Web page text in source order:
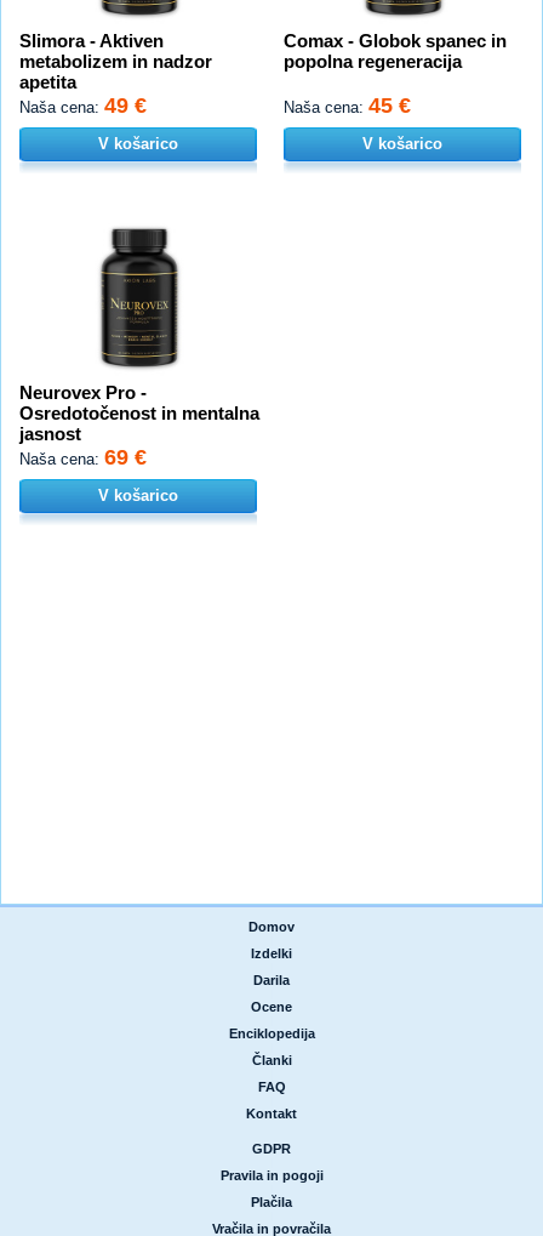
Slimora - Aktiven
metabolizem in nadzor
apetita
Naša cena: 49 €
V košarico
Comax - Globok spanec in
popolna regeneracija
Naša cena: 45 €
V košarico
Neurovex Pro -
Osredotočenost in mentalna
jasnost
Naša cena: 69 €
V košarico
Domov
Izdelki
Darila
Ocene
Enciklopedija
Članki
FAQ
Kontakt
GDPR
Pravila in pogoji
Plačila
Vračila in povračila